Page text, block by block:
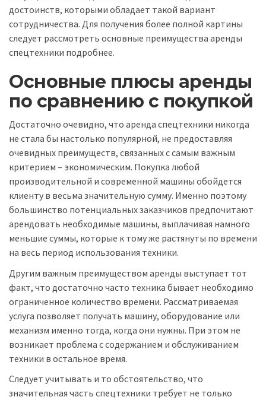
достоинств, которыми обладает такой вариант
сотрудничества. Для получения более полной картины
следует рассмотреть основные преимущества аренды
спецтехники подробнее.
Основные плюсы аренды
по сравнению с покупкой
Достаточно очевидно, что аренда спецтехники никогда
не стала бы настолько популярной, не предоставляя
очевидных преимуществ, связанных с самым важным
критерием – экономическим. Покупка любой
производительной и современной машины обойдется
клиенту в весьма значительную сумму. Именно поэтому
большинство потенциальных заказчиков предпочитают
арендовать необходимые машины, выплачивая намного
меньшие суммы, которые к тому же растянуты по времени
на весь период использования техники.
Другим важным преимуществом аренды выступает тот
факт, что достаточно часто техника бывает необходимо
ограниченное количество времени. Рассматриваемая
услуга позволяет получать машину, оборудование или
механизм именно тогда, когда они нужны. При этом не
возникает проблема с содержанием и обслуживанием
техники в остальное время.
Следует учитывать и то обстоятельство, что
значительная часть спецтехники требует не только